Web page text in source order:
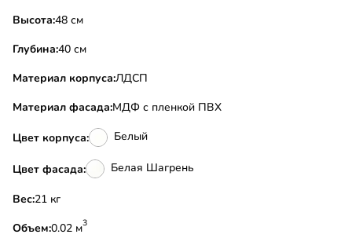
Высота:48 см
Глубина:40 см
Материал корпуса:ЛДСП
Материал фасада:МДФ с пленкой ПВХ
Цвет корпуса: Белый
Цвет фасада: Белая Шагрень
Вес:
21 кг
Объем:
0.02 м3